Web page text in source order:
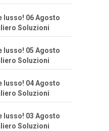
lusso! 06 Agosto
Soluzioni
lusso! 05 Agosto
Soluzioni
lusso! 04 Agosto
Soluzioni
lusso! 03 Agosto
Soluzioni